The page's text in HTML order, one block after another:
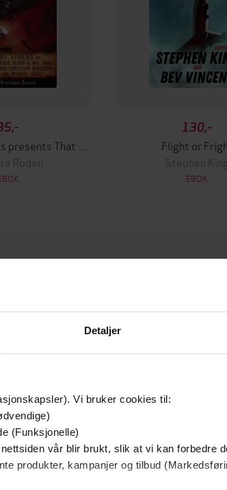
Detaljer
Vi bruker cookies til:
(Funksjonelle)
vår blir brukt, slik at vi kan forbedre
produkter, kampanjer og tilbud
Roden
130,-
Flight or
Stephen
EBOK